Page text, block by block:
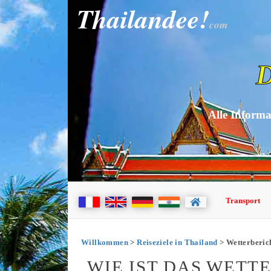
Thailandee!com
Alle
Transport
Willkommen>Reiseziele in Thailand >
WIE IST DAS